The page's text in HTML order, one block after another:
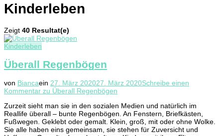
Kinderleben
Zeigt 40 Resultat(e)
Kinderleben
Überall Regenbögen
von Biancaein 27. März 202027. März 2020Schreibe einen
Kommentar zu Überall Regenbögen
Zurzeit sieht man sie in den sozialen Medien und natürlich im
Reallife überall – bunte Regenbögen. An Fenstern, Briefkästen,
Fußwegen. Geklebt oder gemalt. Klein, groß, mit oder ohne Wolke.
Sie alle haben eins gemeinsam, sie stehen für Zuversicht und